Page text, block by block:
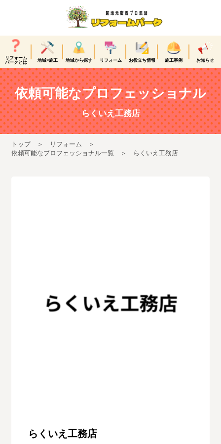
リフォーム
パークとは
地域×施工 地域から探す リフォーム お役立ち情報 施工事例 お知らせ
依頼可能なプロフェッショナル
らくいえ工務店
トップ
リフォーム
依頼可能なプロフェッショナル一覧
らくいえ工務店
らくいえ工務店